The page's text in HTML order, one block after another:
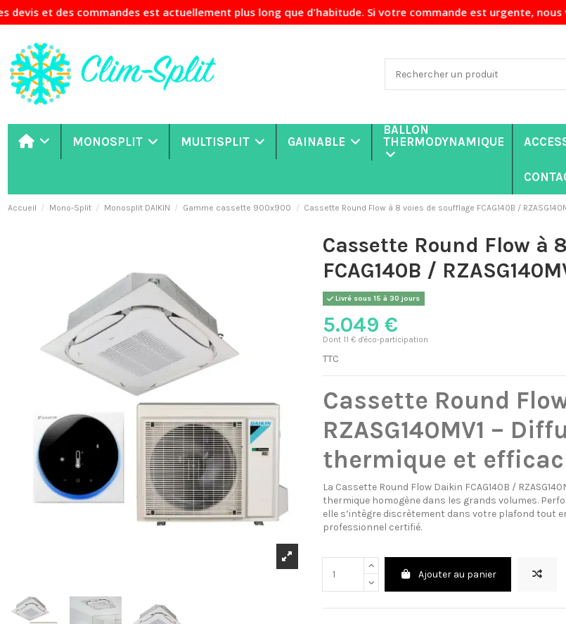
est actuellement plus long que d'habitude. Si votre commande est urgente, nous vous
MONOSPLIT MULTISPLIT GAINABLE
BALLON
THERMODYNAMIQUE
Accueil Mono-Split Monosplit DAIKIN Gamme cassette 900x900 Cassette Round Flow à 8 voies de soufflage FCAG140B /
Cassette Round Flow à
FCAG140B /
Livré sous 15 à 30 jours
5.049 €
Dont 11 € d'éco-participation
TTC
Cassette Round
RZASG140MV1 –
thermique et
La Cassette Round Flow Daikin FCAG140B /
thermique homogène dans les grands volumes.
elle s’intègre discrètement dans votre plafond tout
professionnel certifié.
Ajouter au panier